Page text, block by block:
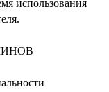
использования